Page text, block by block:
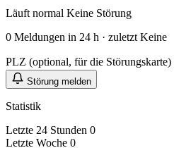
Läuft normal Keine Störung
0 Meldungen in 24 h · zuletzt Keine
PLZ (optional, für die Störungskarte)
Störung melden
Statistik
Letzte 24 Stunden 0
Letzte Woche 0